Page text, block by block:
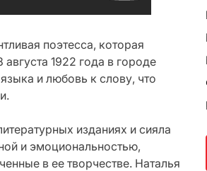
поэтесса, которая
1922 года в городе
и любовь к слову, что
изданиях и сияла
и эмоциональностью,
в ее творчестве. Наталья